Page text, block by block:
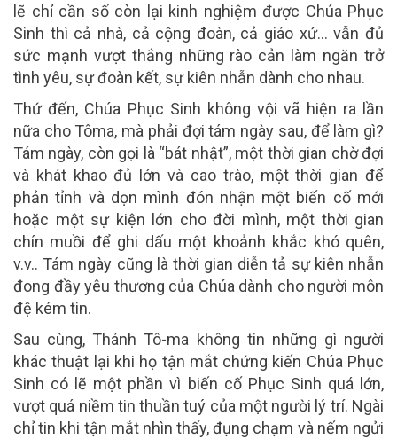
lẽ chỉ cần số còn lại kinh nghiệm được Chúa Phục
Sinh thì cả nhà, cả cộng đoàn, cả giáo xứ… vẫn đủ
sức mạnh vượt thắng những rào cản làm ngăn trở
tình yêu, sự đoàn kết, sự kiên nhẫn dành cho nhau.
Thứ đến, Chúa Phục Sinh không vội vã hiện ra lần
nữa cho Tôma, mà phải đợi tám ngày sau, để làm gì?
Tám ngày, còn gọi là “bát nhật”, một thời gian chờ đợi
và khát khao đủ lớn và cao trào, một thời gian để
phản tỉnh và dọn mình đón nhận một biến cố mới
hoặc một sự kiện lớn cho đời mình, một thời gian
chín muồi để ghi dấu một khoảnh khắc khó quên,
v.v.. Tám ngày cũng là thời gian diễn tả sự kiên nhẫn
đong đầy yêu thương của Chúa dành cho người môn
đệ kém tin.
Sau cùng, Thánh Tô-ma không tin những gì người
khác thuật lại khi họ tận mắt chứng kiến Chúa Phục
Sinh có lẽ một phần vì biến cố Phục Sinh quá lớn,
vượt quá niềm tin thuần tuý của một người lý trí. Ngài
chỉ tin khi tận mắt nhìn thấy, đụng chạm và nếm ngửi